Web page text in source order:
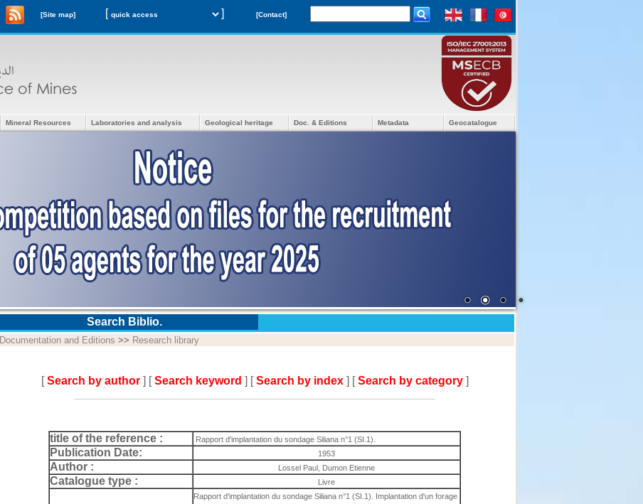
[Site map] [ ] [Contact]
Mineral Resources Laboratories and analysis Geological heritage Doc. & Editions Metadata Geocatalogue
Search Biblio.
Documentation and Editions >> Research library
[Search by author ] [Search keyword ] [Search by index ] [Search by category ]
title of the reference : Rapport d'implantation du sondage Siliana n°1 (SI.1).
Publication Date: 1953
Author : Lossel Paul, Dumon Etienne
Catalogue type : Livre
Rapport d'implantation du sondage Siliana n°1 (SI.1). Implantation d'un forage